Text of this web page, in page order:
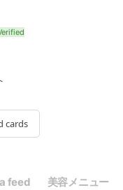
cards
feed 美容メニュー